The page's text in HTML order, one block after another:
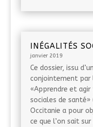
INÉGALITÉS
janvier 2019
Ce dossier, issu
conjointement par
«Apprendre et
sociales de santé»
Occitanie a pour
ce que l’on sait sur